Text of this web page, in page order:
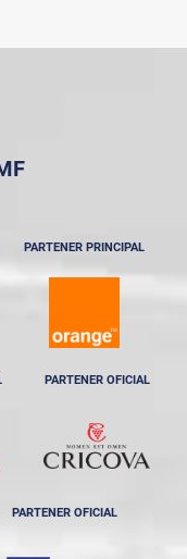
PARTENER PRINCIPAL
PARTENER OFICIAL
PARTENER OFICIAL